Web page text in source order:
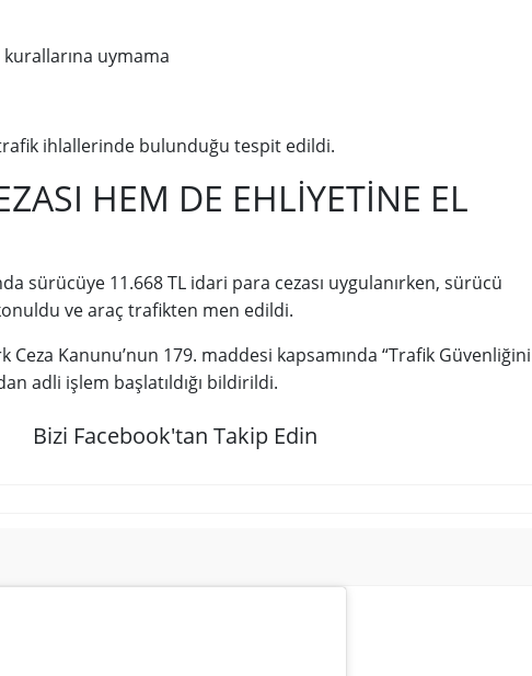
uymama
ihlallerinde bulunduğu tespit edildi.
HEM DE EHLİYETİNE EL
sürücüye 11.668 TL idari para cezası uygulanırken, sürücü
ve araç trafikten men edildi.
Ceza Kanunu’nun 179. maddesi kapsamında “Trafik Güvenliğini
adli işlem başlatıldığı bildirildi.
Bizi Facebook'tan Takip Edin